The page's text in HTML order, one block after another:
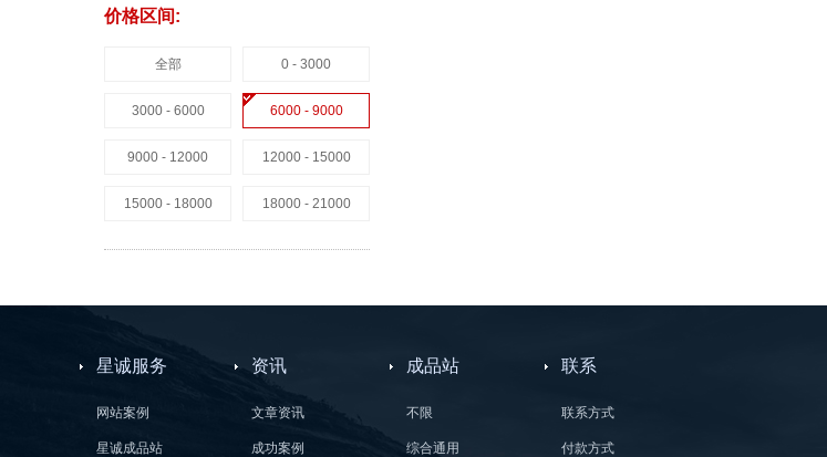
价格区间:
全部 0 - 3000
3000 - 6000 6000 - 9000
9000 - 12000 12000 - 15000
15000 - 18000 18000 - 21000
星诚服务
网站案例
星诚成品站
资讯
文章资讯
成功案例
成品站
不限
综合通用
联系
联系方式
付款方式